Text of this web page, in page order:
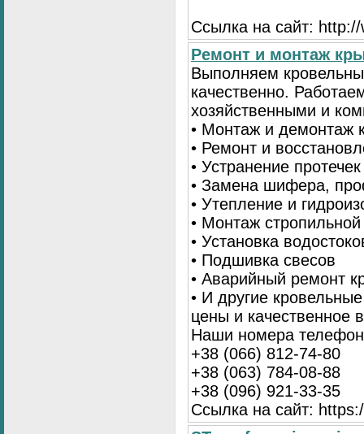
Ссылка на сайт:
Ремонт и монтаж
Выполняем
качественно.
хозяйственными и
• Монтаж и демонтаж
• Ремонт и
• Устранение протечек
• Замена шифера,
• Утепление и
• Монтаж
• Установка
• Подшивка свесов
• Аварийный ремонт
• И другие
цены и качественное
Наши номера
+38 (066) 812-74-80
+38 (063) 784-08-88
+38 (096) 921-33-35
Ссылка на сайт: